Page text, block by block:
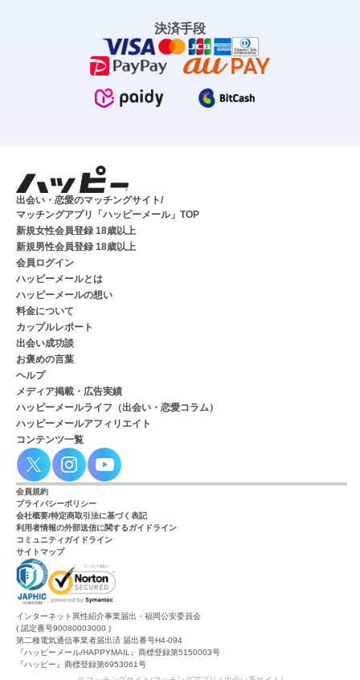
決済手段
出会い・恋愛のマッチングサイト/
マッチングアプリ「ハッピーメール」TOP
新規女性会員登録 18歳以上
新規男性会員登録 18歳以上
会員ログイン
ハッピーメールとは
ハッピーメールの想い
料金について
カップルレポート
出会い成功談
お褒めの言葉
ヘルプ
メディア掲載・広告実績
ハッピーメールライフ（出会い・恋愛コラム）
ハッピーメールアフィリエイト
コンテンツ一覧
会員規約
プライバシーポリシー
会社概要/特定商取引法に基づく表記
利用者情報の外部送信に関するガイドライン
コミュニティガイドライン
サイトマップ
インターネット異性紹介事業届出・福岡公安委員会
( 認定番号90080003000 )
第二種電気通信事業者届出済 届出番号H4-094
『ハッピーメール/HAPPYMAIL』商標登録第5150003号
『ハッピー』商標登録第6953061号